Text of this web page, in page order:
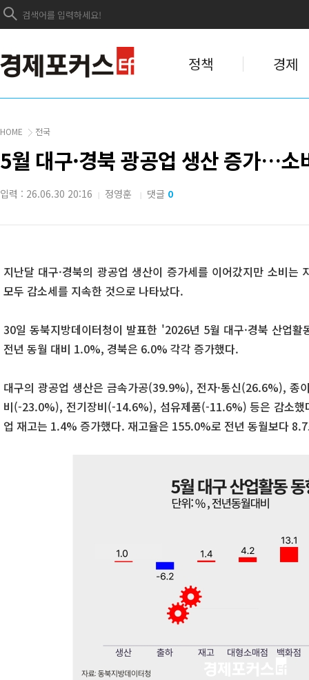
정책 경제
HOME 전국
5월 대구·경북 광공업 생산 증가…소
입력 : 26.06.30 20:16 | 정영훈 | 댓글 0
지난달 대구·경북의 광공업 생산이 증가세를 이어갔지만 소비는
모두 감소세를 지속한 것으로 나타났다.
30일 동북지방데이터청이 발표한 '2026년 5월 대구·경북 산업
전년 동월 대비 1.0%, 경북은 6.0% 각각 증가했다.
대구의 광공업 생산은 금속가공(39.9%), 전자·통신(26.6%), 종
비(-23.0%), 전기장비(-14.6%), 섬유제품(-11.6%) 등은 감소했
업 재고는 1.4% 증가했다. 재고율은 155.0%로 전년 동월보다